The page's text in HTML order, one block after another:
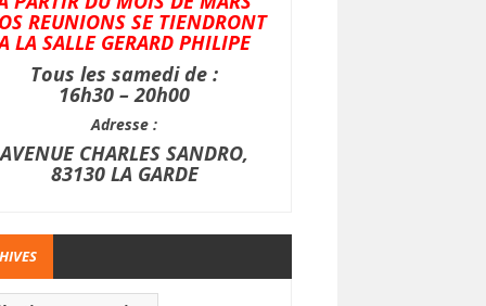
REUNIONS SE TIENDRONT
LA SALLE GERARD PHILIPE
Tous les samedi de :
16h30 – 20h00
Adresse :
AVENUE CHARLES SANDRO,
83130 LA GARDE